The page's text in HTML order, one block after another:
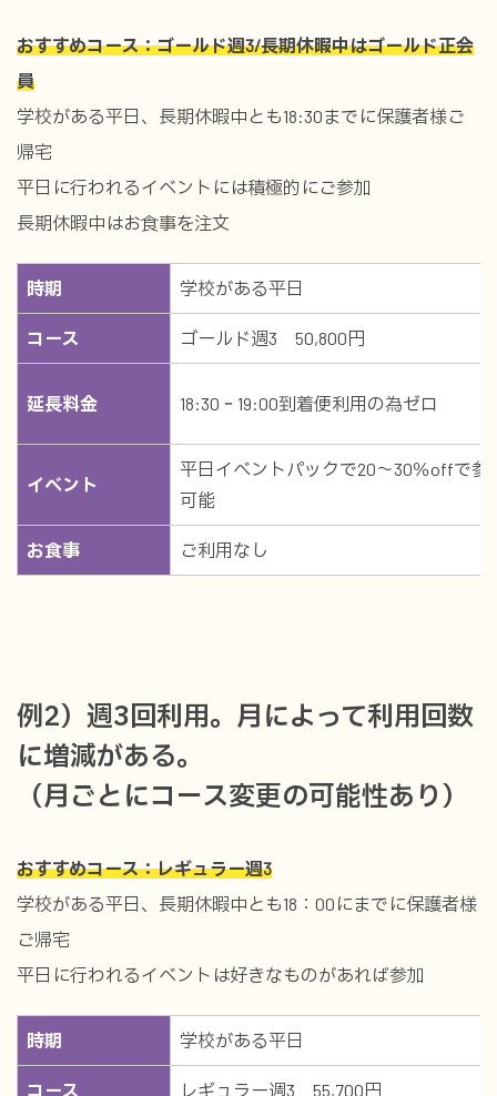
おすすめコース：ゴールド週3/長期休暇中はゴールド正会
員
学校がある平日、長期休暇中とも18:30までに保護者様ご
帰宅
平日に行われるイベントには積極的にご参加
長期休暇中はお食事を注文
時期 学校がある平日
コース ゴールド週3 50,800円
延長料金 18:30‐19:00到着便利用の為ゼロ
イベント
平日イベントパックで20～30％offで参
可能
お食事 ご利用なし
例2）週3回利用。月によって利用回数
に増減がある。
（月ごとにコース変更の可能性あり）
おすすめコース：レギュラー週3
学校がある平日、長期休暇中とも18：00にまでに保護者様
ご帰宅
平日に行われるイベントは好きなものがあれば参加
時期 学校がある平日
コース レギュラー週3 55,700円